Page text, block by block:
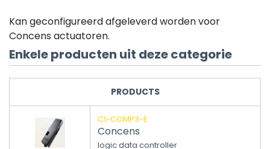
Kan geconfigureerd afgeleverd worden voor
Concens actuatoren.
Enkele producten uit deze categorie
PRODUCTS
C1-COMP3-E
Concens
logic data controller